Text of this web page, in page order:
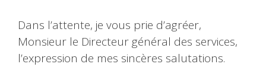
Dans l’attente, je vous prie d’agréer,
Monsieur le Directeur général des services,
l’expression de mes sincères salutations.